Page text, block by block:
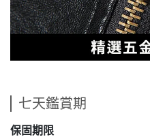
七天鑑賞期
保固期限